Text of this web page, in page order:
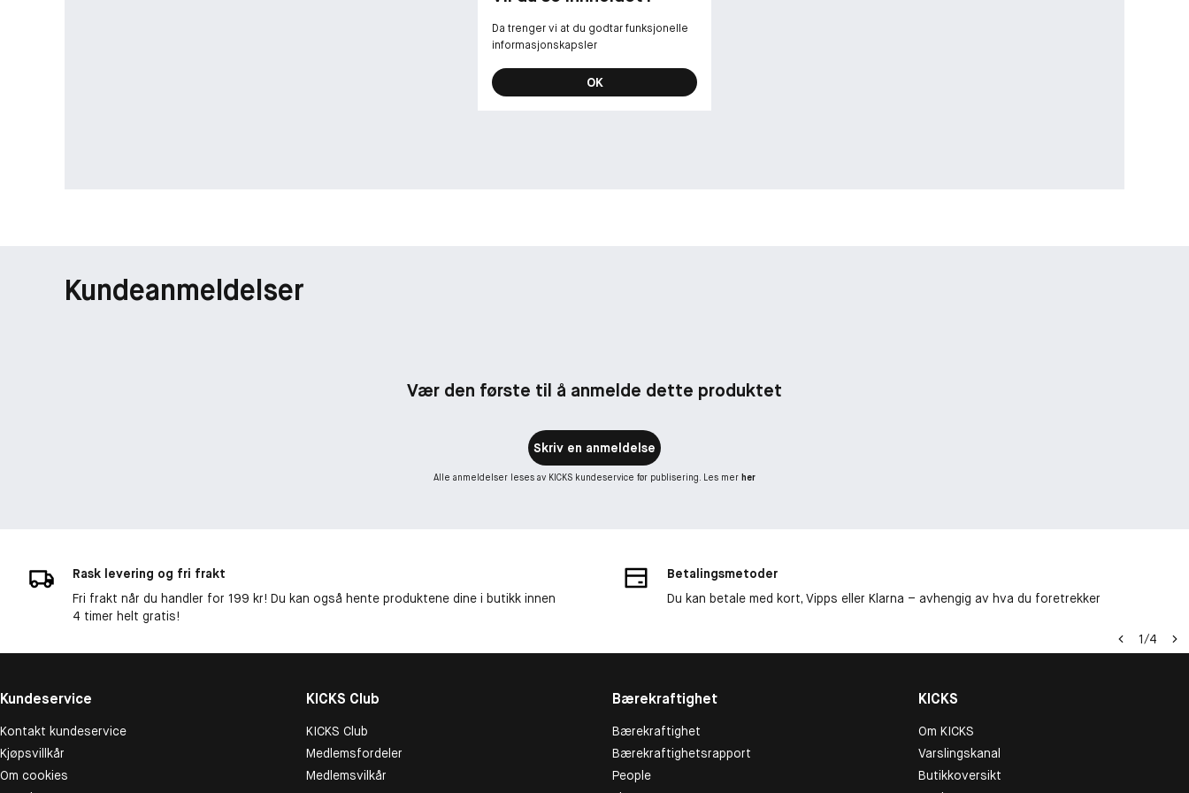
Da trenger vi at du godtar funksjonelle
informasjonskapsler
OK
Kundeanmeldelser
Vær den første til å anmelde dette produktet
Skriv en anmeldelse
Alle anmeldelser leses av KICKS kundeservice før publisering. Les mer her
Rask levering og fri frakt
Fri frakt når du handler for 199 kr! Du kan også hente produktene dine i butikk innen
4 timer helt gratis!
Betalingsmetoder
Du kan betale med kort, Vipps eller Klarna – avhengig av hva du foretrekker
1/4
Kundeservice
Kontakt kundeservice
Kjøpsvillkår
Om cookies
KICKS Club
KICKS Club
Medlemsfordeler
Medlemsvilkår
Bærekraftighet
Bærekraftighet
Bærekraftighetsrapport
People
KICKS
Om KICKS
Varslingskanal
Butikkoversikt